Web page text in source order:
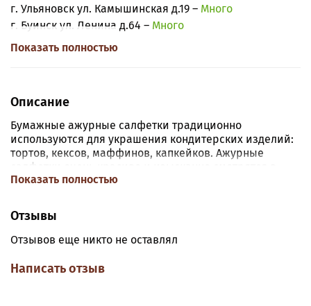
г. Ульяновск ул. Камышинская д.19 – Много
г. Буинск ул. Ленина д.64 – Много
Показать полностью
Описание
Бумажные ажурные салфетки традиционно
используются для украшения кондитерских изделий:
тортов, кексов, маффинов, капкейков. Ажурные
салфетки очень красиво и изысканно смотрятся в
качестве подставок под выпечку.
Показать полностью
Отзывы
Отзывов еще никто не оставлял
Написать отзыв